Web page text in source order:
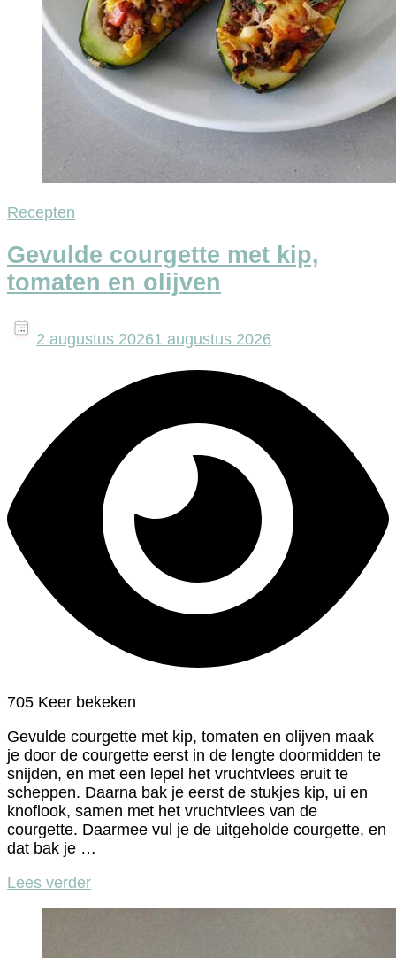
Recepten
Gevulde courgette met kip,
tomaten en olijven
2 augustus 20261 augustus 2026
705 Keer bekeken
Gevulde courgette met kip, tomaten en olijven maak
je door de courgette eerst in de lengte doormidden te
snijden, en met een lepel het vruchtvlees eruit te
scheppen. Daarna bak je eerst de stukjes kip, ui en
knoflook, samen met het vruchtvlees van de
courgette. Daarmee vul je de uitgeholde courgette, en
dat bak je …
Lees verder